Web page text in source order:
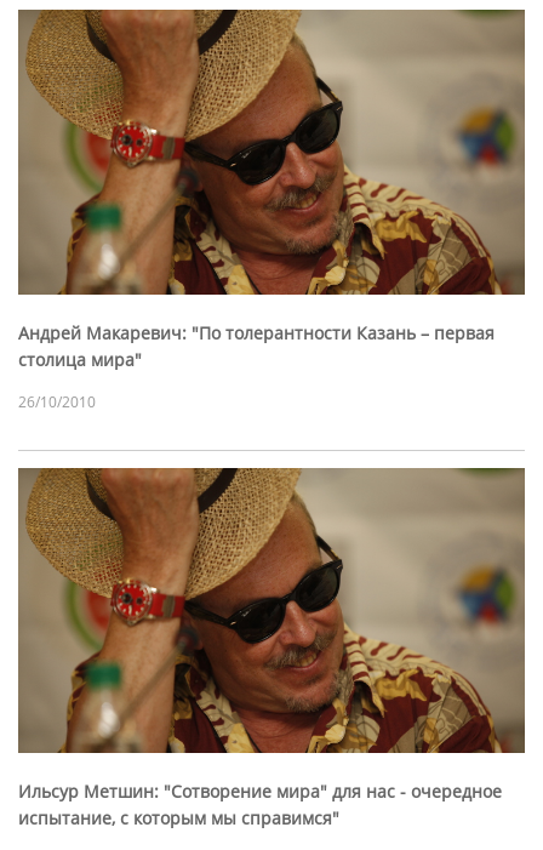
Андрей Макаревич: "По толерантности Казань – первая
столица мира"
26/10/2010
Ильсур Метшин: "Сотворение мира" для нас - очередное
испытание, с которым мы справимся"